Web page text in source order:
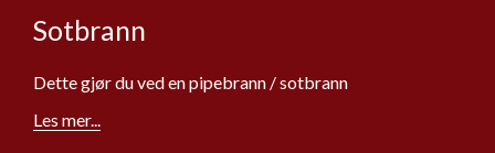
Sotbrann
Dette gjør du ved en pipebrann / sotbrann
Les mer...